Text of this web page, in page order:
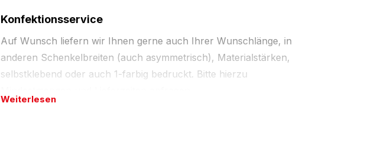
Konfektionsservice
Auf Wunsch liefern wir Ihnen gerne auch Ihrer Wunschlänge, in
anderen Schenkelbreiten (auch asymmetrisch), Materialstärken,
selbstklebend oder auch 1-farbig bedruckt. Bitte hierzu
Weiterlesen